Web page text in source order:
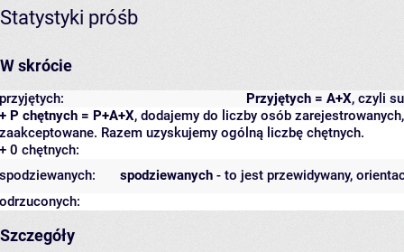
Statystyki próśb
W skrócie
Przyjętych = A+X, czyli
przyjętych:
+ P chętnych = P+A+X, dodajemy do liczby osób
zaakceptowane. Razem uzyskujemy ogólną liczbę chętnych.
+ 0 chętnych:
spodziewanych - to jest przewidywany,
spodziewanych:
odrzuconych:
Szczegóły